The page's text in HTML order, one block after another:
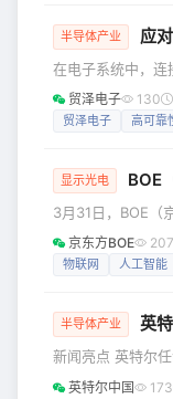
缘电压可达到
薪酬差距调整后
议（PPA）购买
体可再生能源发
半导体产业 应对严
在电子系统中，连
但与那些决定系统
件相比，很多时
空、航天、无人
因为它们互连的
电子系统能否安全
在。 这时，如何
的工作。由此，也
贸泽电子 130
贸泽电子 高可靠
显示光电 BOE（京东方）
3月31日，BOE（
可持续发展报告，
发表寄语。 以下
车轮驶入2026年
全球变革交汇点
高速发展，正与资
京东方BOE 207
物联网 人工智能
半导体产业 英特
新闻亮点 英特尔任命Alex Katouzian为执行副总裁兼客户端
计算与物理AI事业部总经理。 任命
英特尔中国 173